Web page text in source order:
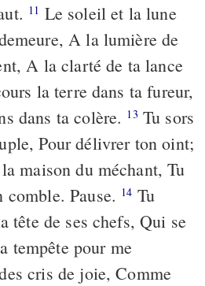
11 Le soleil et la lune
A la lumière de
A la clarté de ta lance
la terre dans ta fureur,
dans ta colère. 13 Tu sors
Pour délivrer ton oint;
maison du méchant, Tu
Pause. 14 Tu
tête de ses chefs, Qui se
tempête pour me
cris de joie, Comme